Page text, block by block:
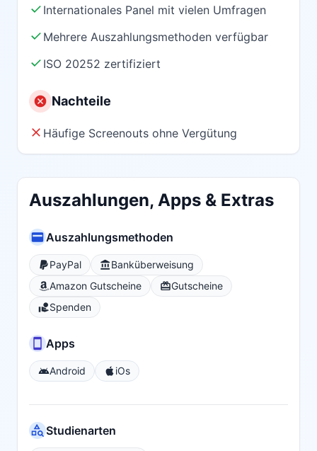
Internationales Panel mit vielen Umfragen
Mehrere Auszahlungsmethoden verfügbar
ISO 20252 zertifiziert
Nachteile
Häufige Screenouts ohne Vergütung
Auszahlungen, Apps & Extras
Auszahlungsmethoden
PayPal
Banküberweisung
Amazon Gutscheine
Gutscheine
Spenden
Apps
Android iOs
Studienarten